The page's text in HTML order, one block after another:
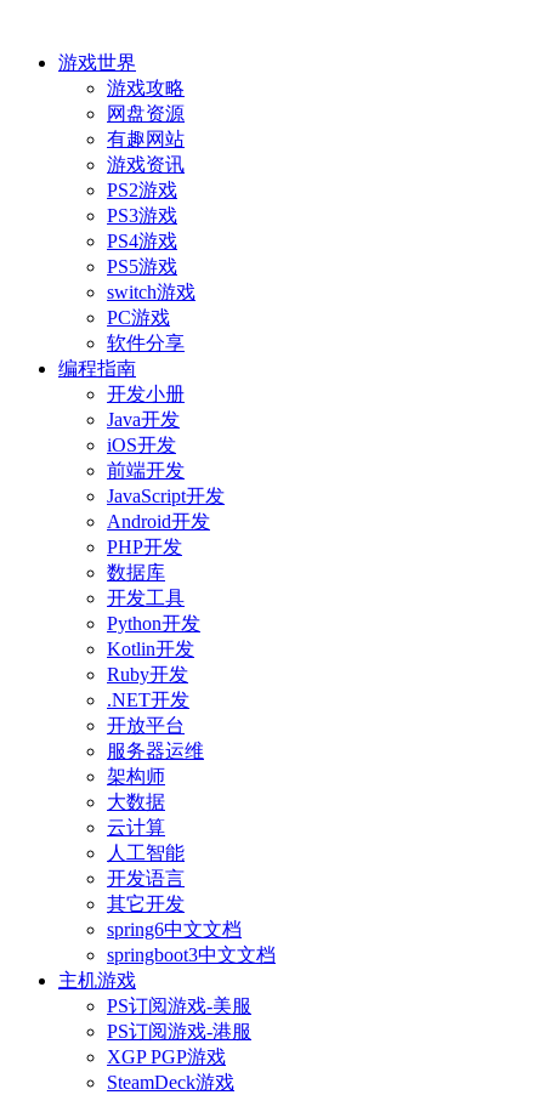
游戏世界
游戏攻略
网盘资源
有趣网站
游戏资讯
PS2游戏
PS3游戏
PS4游戏
PS5游戏
switch游戏
PC游戏
软件分享
编程指南
开发小册
Java开发
iOS开发
前端开发
JavaScript开发
Android开发
PHP开发
数据库
开发工具
Python开发
Kotlin开发
Ruby开发
.NET开发
开放平台
服务器运维
架构师
大数据
云计算
人工智能
开发语言
其它开发
spring6中文文档
springboot3中文文档
主机游戏
PS订阅游戏-美服
PS订阅游戏-港服
XGP PGP游戏
SteamDeck游戏